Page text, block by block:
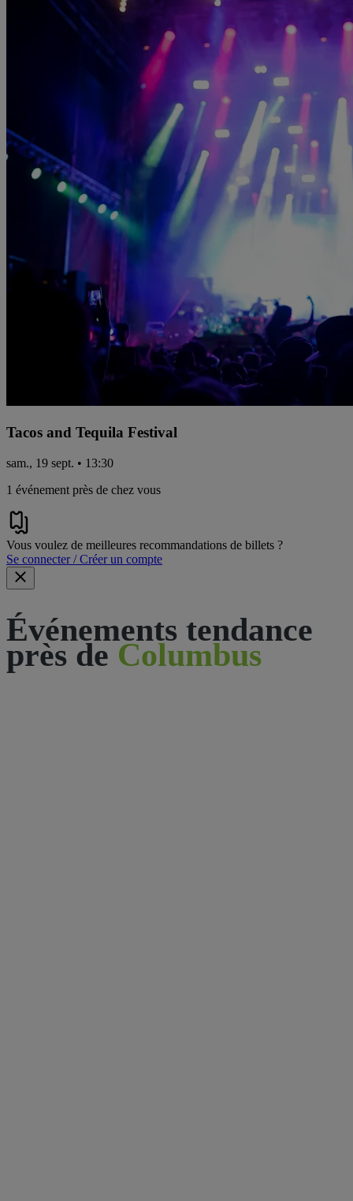
Tacos and Tequila Festival
sam., 19 sept. • 13:30
1 événement près de chez vous
Vous voulez de meilleures recommandations de billets ?
Se connecter / Créer un compte
Événements tendance
près de Columbus